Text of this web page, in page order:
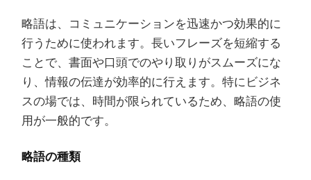
略語は、コミュニケーションを迅速かつ効果的に
行うために使われます。長いフレーズを短縮する
ことで、書面や口頭でのやり取りがスムーズにな
り、情報の伝達が効率的に行えます。特にビジネ
スの場では、時間が限られているため、略語の使
用が一般的です。
略語の種類